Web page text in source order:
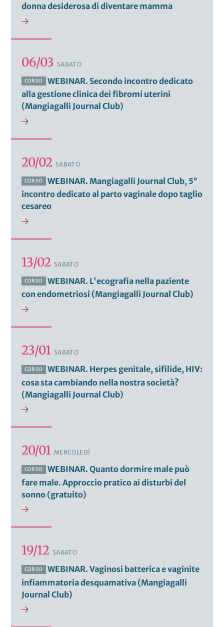
donna desiderosa di diventare mamma
06/03 SABATO
CORSO
WEBINAR. Secondo incontro dedicato
alla gestione clinica dei fibromi uterini
(Mangiagalli Journal Club)
20/02 SABATO
CORSO
WEBINAR. Mangiagalli Journal Club, 5°
incontro dedicato al parto vaginale dopo taglio
cesareo
13/02 SABATO
CORSO
WEBINAR. L'ecografia nella paziente
con endometriosi (Mangiagalli Journal Club)
23/01 SABATO
CORSO
WEBINAR. Herpes genitale, sifilide, HIV:
cosa sta cambiando nella nostra società?
(Mangiagalli Journal Club)
20/01 MERCOLEDÌ
CORSO
WEBINAR. Quanto dormire male può
fare male. Approccio pratico ai disturbi del
sonno (gratuito)
19/12 SABATO
CORSO
WEBINAR. Vaginosi batterica e vaginite
infiammatoria desquamativa (Mangiagalli
Journal Club)